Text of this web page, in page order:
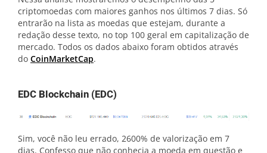
criptomoedas com maiores ganhos nos últimos 7 dias. Só
entrarão na lista as moedas que estejam, durante a
redação desse texto, no top 100 geral em capitalização de
mercado. Todos os dados abaixo foram obtidos através
do CoinMarketCap.
EDC Blockchain (EDC)
Sim, você não leu errado, 2600% de valorização em 7
dias. Confesso que não conhecia a moeda em questão e